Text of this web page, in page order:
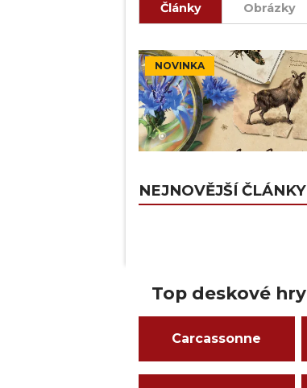
Články Obrázky
NOVINKA
NEJNOVĚJŠÍ ČLÁNKY
Top deskové hry
Carcassonne